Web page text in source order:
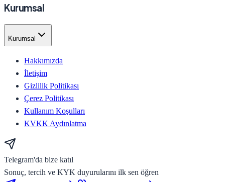
Kurumsal
Kurumsal
Hakkımızda
İletişim
Gizlilik Politikası
Çerez Politikası
Kullanım Koşulları
KVKK Aydınlatma
Telegram'da bize katıl
Sonuç, tercih ve KYK duyurularını ilk sen öğren